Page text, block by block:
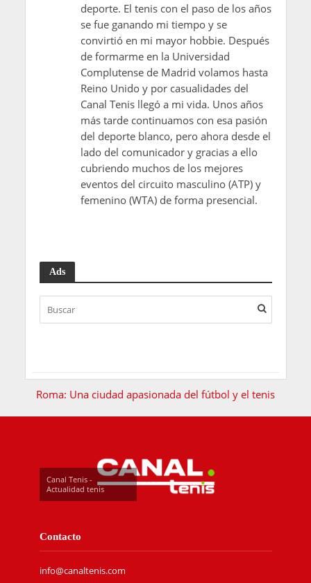
deporte. El tenis con el paso de los años
se fue ganando mi tiempo y se
convirtió en mi mayor hobbie. Después
de formarme en la Universidad
Complutense de Madrid volamos hasta
Reino Unido y por casualidades del
Canal Tenis llegó a mi vida. Unos años
más tarde continuamos con esa pasión
del deporte blanco, pero ahora desde el
lado del comunicador y gracias a ello
cubriendo muchos de los mejores
eventos del circuito masculino (ATP) y
femenino (WTA) de forma presencial.
Ads
Roma: Una ciudad apasionada del fútbol y el tenis
Canal Tenis -
Actualidad tenis
Contacto
info@canaltenis.com